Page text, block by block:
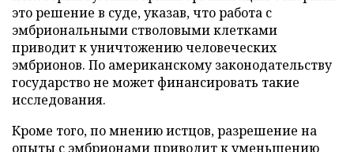
это решение в суде, указав, что работа с
эмбриональными стволовыми клетками
приводит к уничтожению человеческих
эмбрионов. По американскому законодательству
государство не может финансировать такие
исследования.
Кроме того, по мнению истцов, разрешение на
опыты с эмбрионами приводит к уменьшению